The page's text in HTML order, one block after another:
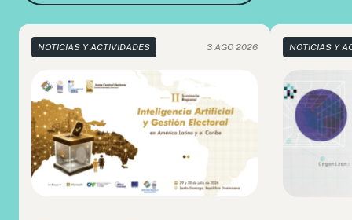
NOTICIAS Y ACTIVIDADES 3 AGO 2026 NOTICIAS Y